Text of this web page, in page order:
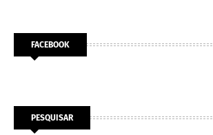
FACEBOOK
PESQUISAR